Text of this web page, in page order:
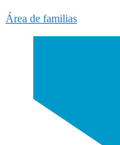
Área de familias